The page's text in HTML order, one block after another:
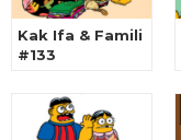
Kak Ifa & Famili
#133